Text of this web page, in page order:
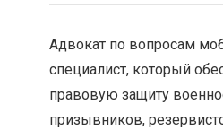
Адвокат по вопросам
специалист, который
правовую защиту
призывников,